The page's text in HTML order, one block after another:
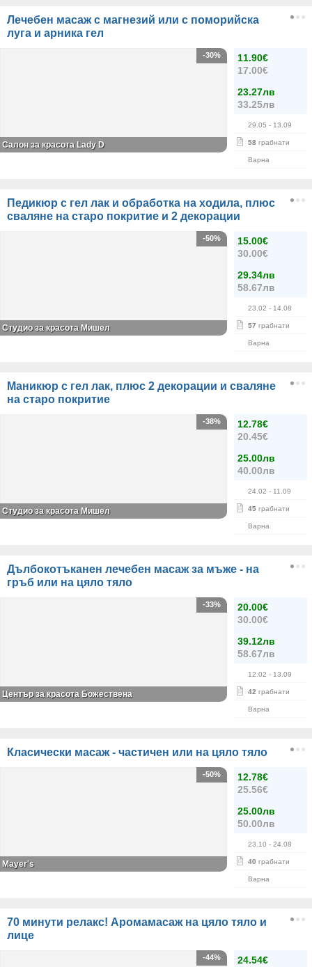
Лечебен масаж с магнезий или с поморийска
луга и арника гел
11.90€
17.00€
23.27лв
33.25лв
29.05 - 13.09
58 грабнати
Варна
-30%
Салон за красота Lady D
Педикюр с гел лак и обработка на ходила, плюс
сваляне на старо покритие и 2 декорации
15.00€
30.00€
29.34лв
58.67лв
23.02 - 14.08
57 грабнати
Варна
-50%
Студио за красота Мишел
Маникюр с гел лак, плюс 2 декорации и сваляне
на старо покритие
12.78€
20.45€
25.00лв
40.00лв
24.02 - 11.09
45 грабнати
Варна
-38%
Студио за красота Мишел
Дълбокотъканен лечебен масаж за мъже - на
гръб или на цяло тяло
20.00€
30.00€
39.12лв
58.67лв
12.02 - 13.09
42 грабнати
Варна
-33%
Център за красота Божествена
Класически масаж - частичен или на цяло тяло
12.78€
25.56€
25.00лв
50.00лв
23.10 - 24.08
40 грабнати
Варна
-50%
Mayer's
70 минути релакс! Аромамасаж на цяло тяло и
лице
24.54€
-44%